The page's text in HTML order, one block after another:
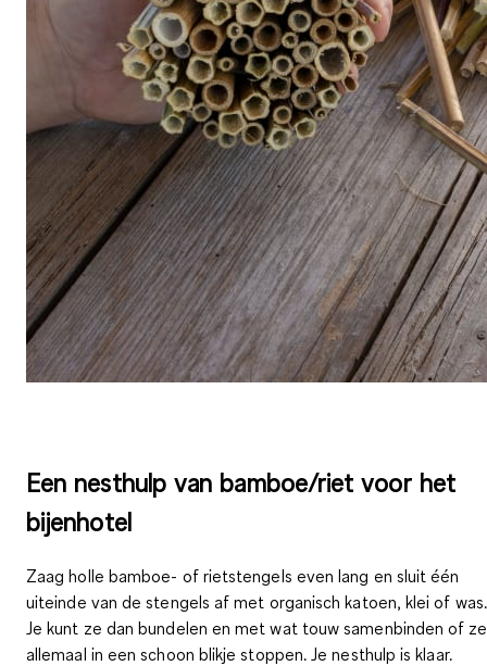
Een nesthulp van bamboe/riet voor het
bijenhotel
Zaag holle bamboe- of rietstengels even lang en sluit één
uiteinde van de stengels af met organisch katoen, klei of was.
Je kunt ze dan bundelen en met wat touw samenbinden of ze
allemaal in een schoon blikje stoppen. Je nesthulp is klaar.